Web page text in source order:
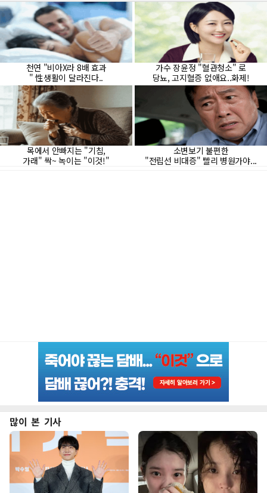
많이 본 기사